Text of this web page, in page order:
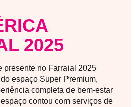
2025
presente no Farraial 2025
espaço Super Premium,
completa de bem-estar
contou com serviços de